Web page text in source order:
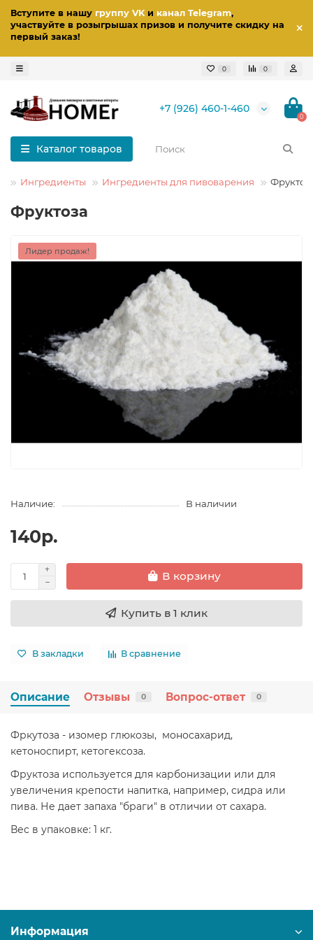
Вступите в нашу группу VKи канал Telegram,
участвуйте в розыгрышах призов и получите скидку на
первый заказ!
0 0
+7 (926) 460-1-460
0
Каталог товаров
Ингредиенты Ингредиенты для пивоварения
Фруктоза
Лидер продаж!
Наличие: В наличии
140р.
В корзину
Купить в 1 клик
В закладки В сравнение
Описание Отзывы 0 Вопрос-ответ 0
Фркутоза - изомер глюкозы, моносахарид,
кетоноспирт, кетогексоза.
Фруктоза используется для карбонизации или для
увеличения крепости напитка, например, сидра или
пива. Не дает запаха "браги" в отличии от сахара.
Вес в упаковке: 1 кг.
Информация